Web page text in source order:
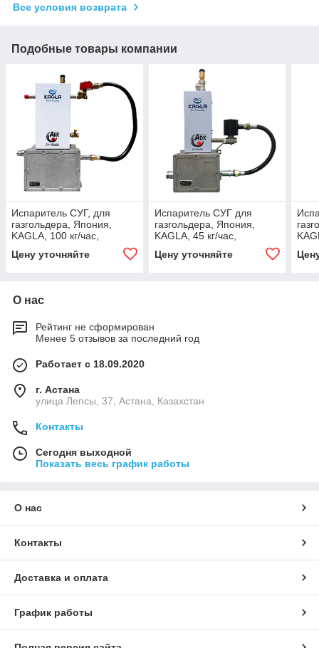
Все условия возврата
Подобные товары компании
Испаритель СУГ, для
газгольдера, Япония,
KAGLA, 100 кг/час,
Цену уточняйте
Испаритель СУГ для
газгольдера, Япония,
KAGLA, 45 кг/час,
Цену уточняйте
О нас
Рейтинг не сформирован
Менее 5 отзывов за последний год
Работает с 18.09.2020
г. Астана
улица Лепсы, 37, Астана, Казахстан
Контакты
Сегодня выходной
Показать весь график работы
О нас
Контакты
Доставка и оплата
График работы